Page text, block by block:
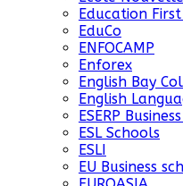
Education First
EduCo
ENFOCAMP
Enforex
English Bay
English
ESERP
ESL Schools
ESLI
EU Business